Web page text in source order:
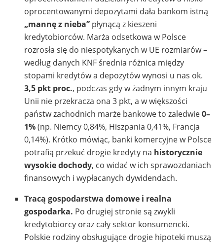
oprocentowanymi depozytami dała bankom istną
„mannę z nieba” płynącą z kieszeni
kredytobiorców. Marża odsetkowa w Polsce
rozrosła się do niespotykanych w UE rozmiarów –
według danych KNF średnia różnica między
stopami kredytów a depozytów wynosi u nas ok.
3,5 pkt proc., podczas gdy w żadnym innym kraju
Unii nie przekracza ona 3 pkt, a w większości
państw zachodnich marże bankowe to zaledwie0–
1%(np. Niemcy 0,84%, Hiszpania 0,41%, Francja
0,14%). Krótko mówiąc, banki komercyjne w Polsce
potrafią przekuć drogie kredyty na historycznie
wysokie dochody, co widać w ich sprawozdaniach
finansowych i wypłacanych dywidendach.
Tracą gospodarstwa domowe i realna
gospodarka. Po drugiej stronie są zwykli
kredytobiorcy oraz cały sektor konsumencki.
Polskie rodziny obsługujące drogie hipoteki muszą